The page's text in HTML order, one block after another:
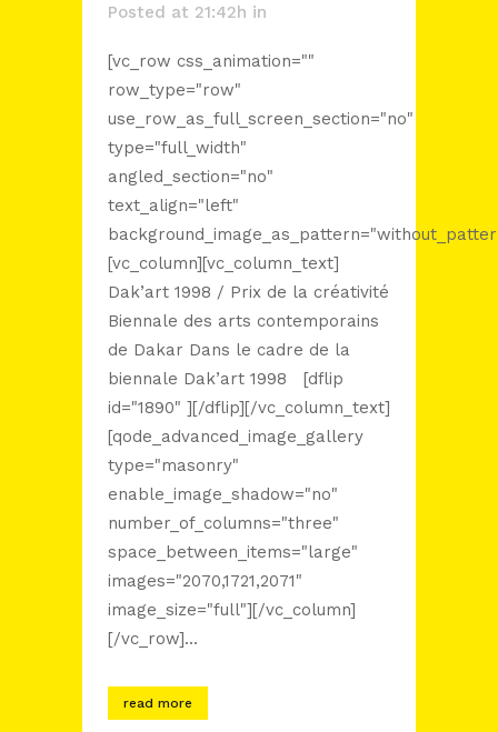
Posted at 21:42h in
[vc_row css_animation=""
row_type="row"
use_row_as_full_screen_section="no"
type="full_width"
angled_section="no"
text_align="left"
[vc_column][vc_column_text]
Dak’art 1998 / Prix de la créativité
Biennale des arts contemporains
de Dakar Dans le cadre de la
biennale Dak’art 1998 [dflip
id="1890" ][/dflip][/vc_column_text]
[qode_advanced_image_gallery
type="masonry"
enable_image_shadow="no"
number_of_columns="three"
space_between_items="large"
images="2070,1721,2071"
image_size="full"][/vc_column]
[/vc_row]...
read more